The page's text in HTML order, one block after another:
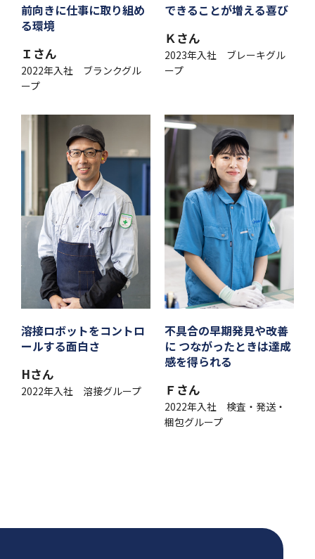
前向きに仕事に取り組め
る環境
Ｉさん
2022年入社 ブランクグル
ープ
できることが増える喜び
Ｋさん
2023年入社 ブレーキグル
ープ
溶接ロボットをコントロ
ールする面白さ
Hさん
2022年入社 溶接グループ
不具合の早期発見や改善
に つながったときは達成
感を得られる
Ｆさん
2022年入社 検査・発送・
梱包グループ